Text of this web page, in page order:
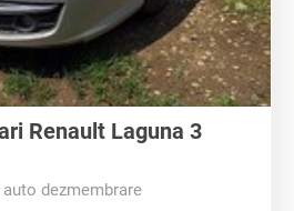
Renault Laguna 3
dezmembrare